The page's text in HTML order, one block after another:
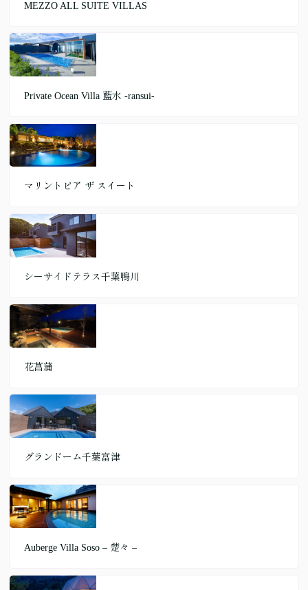
MEZZO ALL SUITE VILLAS
Private Ocean Villa 藍水 -ransui-
マリントピア ザ スイート
シーサイドテラス千葉鴨川
花菖蒲
グランドーム千葉富津
Auberge Villa Soso – 楚々 –